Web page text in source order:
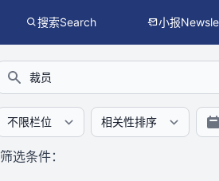
搜索Search 小报
搜索
筛选条件：